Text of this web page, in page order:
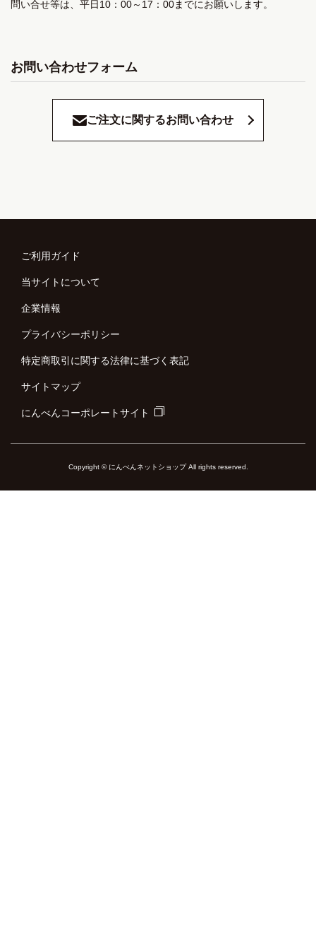
問い合せ等は、平日10：00～17：00までにお願いします。
お問い合わせフォーム
ご注文に関するお問い合わせ
ご利用ガイド
当サイトについて
企業情報
プライバシーポリシー
特定商取引に関する法律に基づく表記
サイトマップ
にんべんコーポレートサイト
Copyright © にんべんネットショップ All rights reserved.